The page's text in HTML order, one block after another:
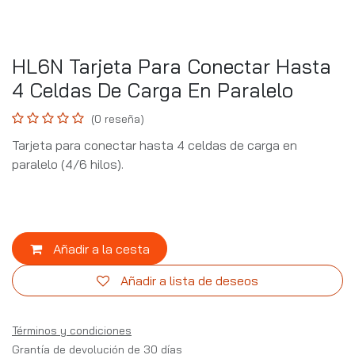
HL6N Tarjeta Para Conectar Hasta
4 Celdas De Carga En Paralelo
(0 reseña)
Tarjeta para conectar hasta 4 celdas de carga en
paralelo (4/6 hilos).
Añadir a la cesta
Añadir a lista de deseos
Términos y condiciones
Grantía de devolución de 30 días